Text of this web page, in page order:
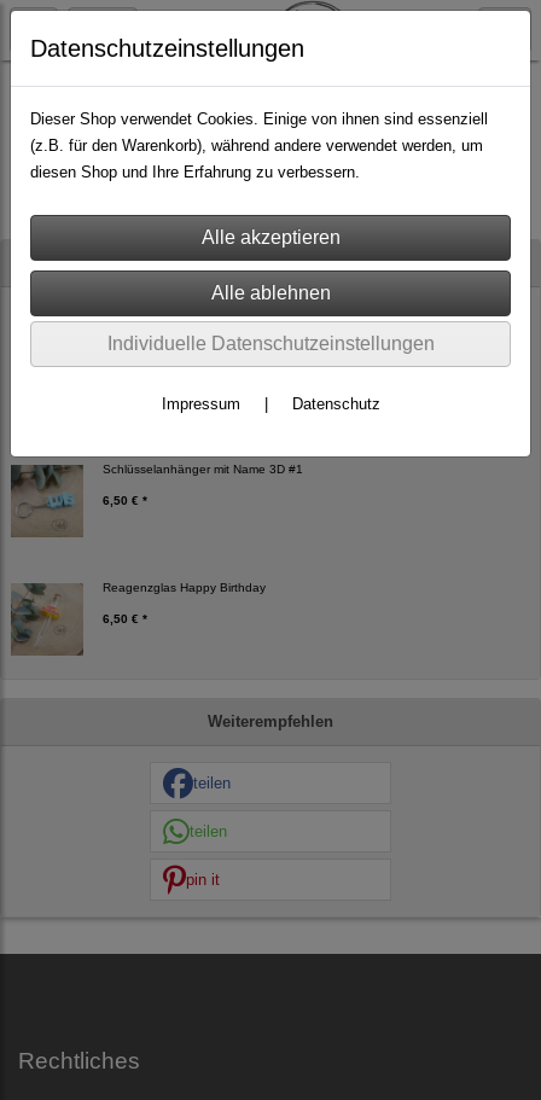
Neu im Shop
Häkelkurs Tasche Mila Mutter-Sohn
72,00 € *
Schlüsselanhänger mit Name 3D #1
6,50 € *
Reagenzglas Happy Birthday
6,50 € *
Weiterempfehlen
teilen
teilen
pin it
Es wurden leider keine Produkte gefunden.
Rechtliches
Datenschutzeinstellungen
Dieser Shop verwendet Cookies. Einige von ihnen sind essenziell
(z.B. für den Warenkorb), während andere verwendet werden, um
diesen Shop und Ihre Erfahrung zu verbessern.
Individuelle Datenschutzeinstellungen
Impressum Datenschutz